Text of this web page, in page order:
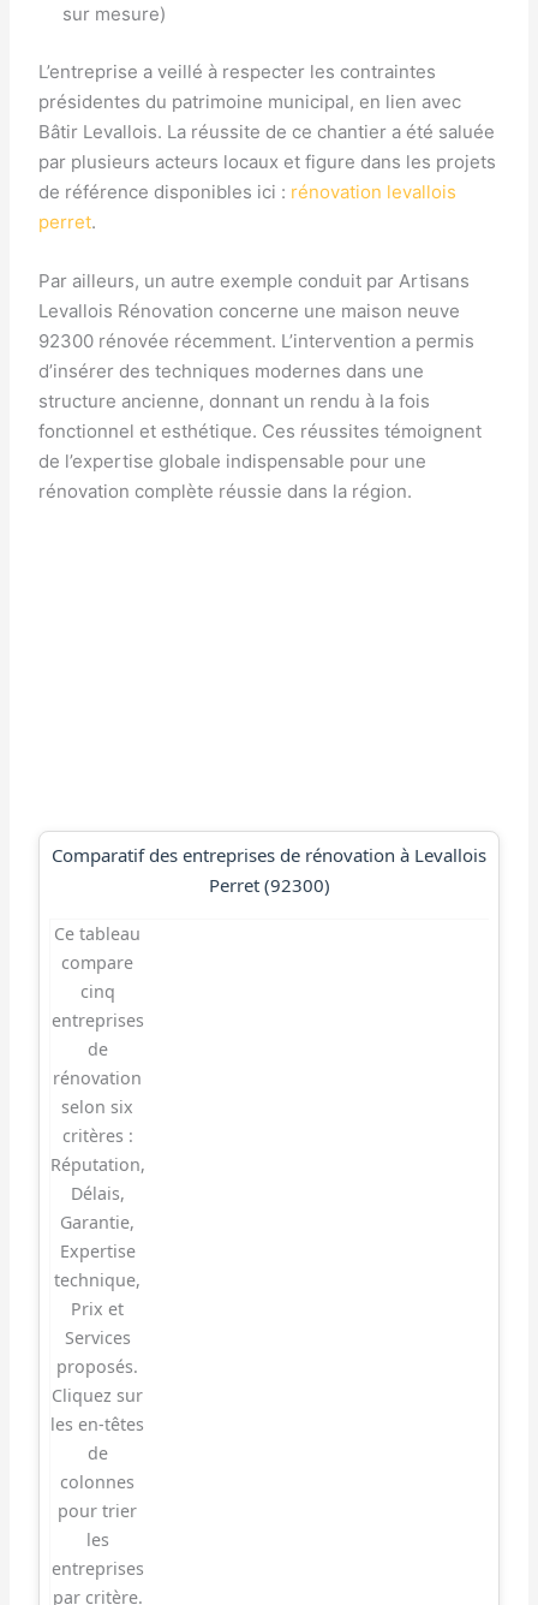
sur mesure)
L’entreprise a veillé à respecter les contraintes
présidentes du patrimoine municipal, en lien avec
Bâtir Levallois. La réussite de ce chantier a été saluée
par plusieurs acteurs locaux et figure dans les projets
de référence disponibles ici : rénovation levallois
perret.
Par ailleurs, un autre exemple conduit par Artisans
Levallois Rénovation concerne une maison neuve
92300 rénovée récemment. L’intervention a permis
d’insérer des techniques modernes dans une
structure ancienne, donnant un rendu à la fois
fonctionnel et esthétique. Ces réussites témoignent
de l’expertise globale indispensable pour une
rénovation complète réussie dans la région.
Comparatif des entreprises de rénovation à Levallois
Perret (92300)
Ce tableau
compare
cinq
entreprises
de
rénovation
selon six
critères :
Réputation,
Délais,
Garantie,
Expertise
technique,
Prix et
Services
proposés.
Cliquez sur
les en-têtes
de
colonnes
pour trier
les
entreprises
par critère.